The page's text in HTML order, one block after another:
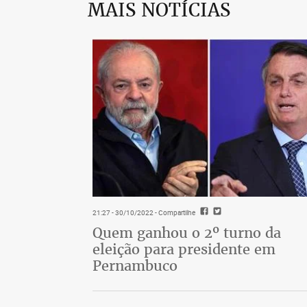
MAIS NOTÍCIAS
21:27 - 30/10/2022- Compartilhe
Quem ganhou o 2º turno da
eleição para presidente em
Pernambuco